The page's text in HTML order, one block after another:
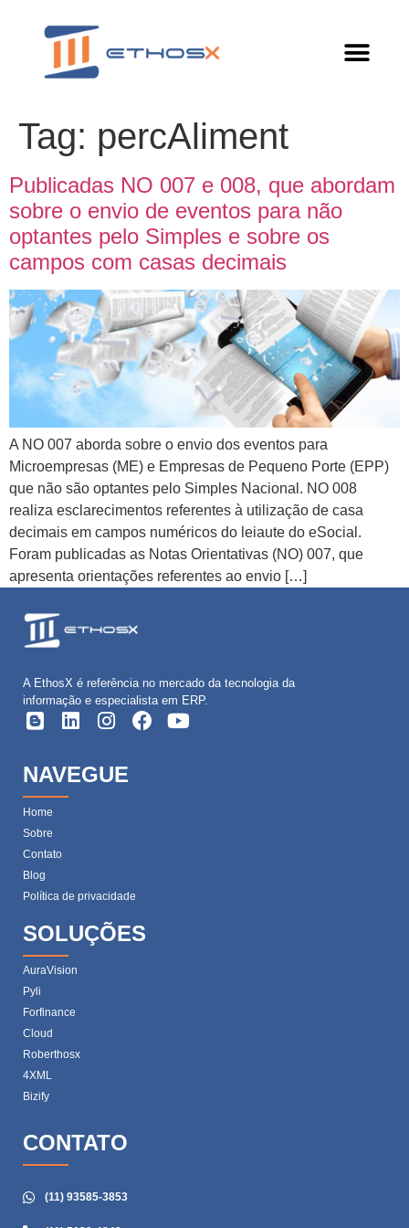
Tag: percAliment
Publicadas NO 007 e 008, que abordam
sobre o envio de eventos para não
optantes pelo Simples e sobre os
campos com casas decimais
A NO 007 aborda sobre o envio dos eventos para
Microempresas (ME) e Empresas de Pequeno Porte (EPP)
que não são optantes pelo Simples Nacional. NO 008
realiza esclarecimentos referentes à utilização de casa
decimais em campos numéricos do leiaute do eSocial.
Foram publicadas as Notas Orientativas (NO) 007, que
apresenta orientações referentes ao envio […]
A EthosX é referência no mercado da tecnologia da
informação e especialista em ERP.
NAVEGUE
Home
Sobre
Contato
Blog
Política de privacidade
SOLUÇÕES
AuraVision
Pyli
Forfinance
Cloud
Roberthosx
4XML
Bizify
CONTATO
(11) 93585-3853